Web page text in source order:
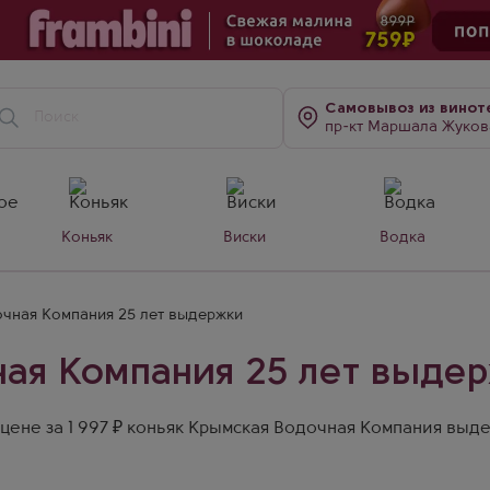
Самовывоз из
пр-кт Маршала Жукова, д.
Коньяк Виски Водка
Компания 25 лет выдержки
Компания 25 лет
за 1 997 ₽ коньяк Крымская Водочная Компания